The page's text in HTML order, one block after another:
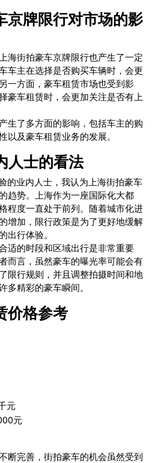
京牌限行对市场的影
海街拍豪车京牌限行也产生了一定
车主在选择是否购买车辆时，会更
一方面，豪车租赁市场也受到影
豪车租赁时，会更加关注是否有上
生了多方面的影响，包括车主的购
以及豪车租赁业务的发展。
人士的看法
的业内人士，我认为上海街拍豪车
趋势。上海作为一座国际化大都
程度一直处于前列。随着城市化进
增加，限行政策是为了更好地缓解
出行体验。
适的时段和区域出行是非常重要
而言，虽然豪车的曝光率可能会有
限行规则，并且调整拍摄时间和地
多精彩的豪车瞬间。
价格参考
元
元
断完善，街拍豪车的机会虽然受到